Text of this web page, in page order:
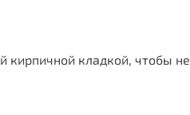
кирпичной кладкой, чтобы не